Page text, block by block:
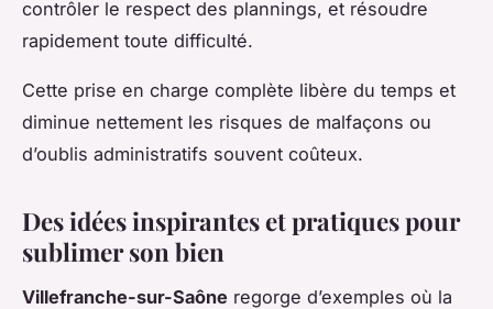
contrôler le respect des plannings, et résoudre
rapidement toute difficulté.
Cette prise en charge complète libère du temps et
diminue nettement les risques de malfaçons ou
d’oublis administratifs souvent coûteux.
Des idées inspirantes et pratiques pour
sublimer son bien
Villefranche-sur-Saône regorge d’exemples où la